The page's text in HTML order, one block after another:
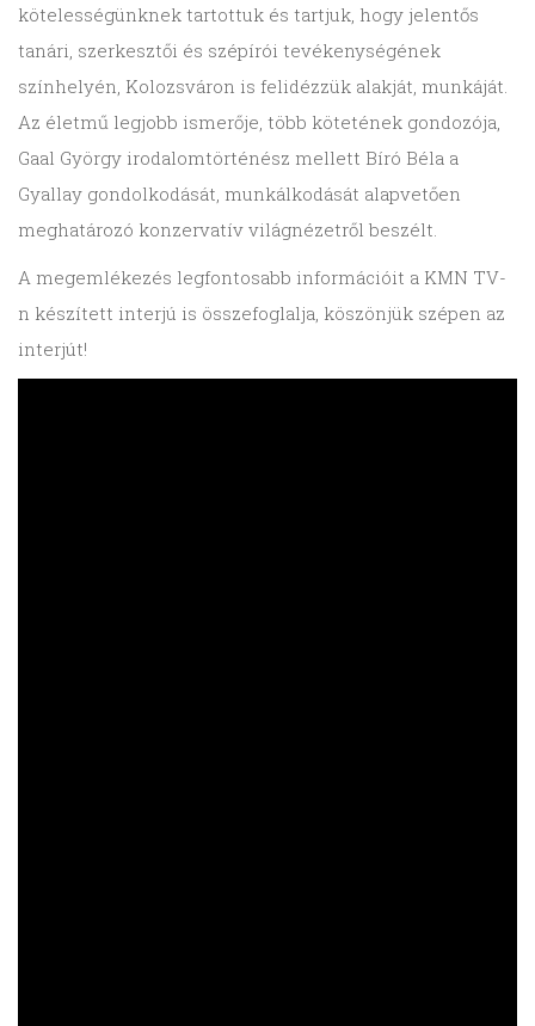
kötelességünknek tartottuk és tartjuk, hogy jelentős
tanári, szerkesztői és szépírói tevékenységének
színhelyén, Kolozsváron is felidézzük alakját, munkáját.
Az életmű legjobb ismerője, több kötetének gondozója,
Gaal György irodalomtörténész mellett Bíró Béla a
Gyallay gondolkodását, munkálkodását alapvetően
meghatározó konzervatív világnézetről beszélt.
A megemlékezés legfontosabb információit a KMN TV-
n készített interjú is összefoglalja, köszönjük szépen az
interjút!